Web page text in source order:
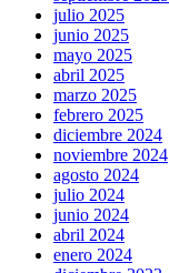
julio 2025
junio 2025
mayo 2025
abril 2025
marzo 2025
febrero 2025
diciembre 2024
noviembre 2024
agosto 2024
julio 2024
junio 2024
abril 2024
enero 2024